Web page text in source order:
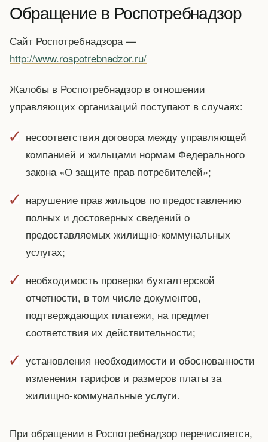
Обращение в Роспотребнадзор
Сайт Роспотребнадзора —
http://www.rospotrebnadzor.ru/
Жалобы в Роспотребнадзор в отношении
управляющих организаций поступают в случаях:
несоответствия договора между управляющей
компанией и жильцами нормам Федерального
закона «О защите прав потребителей»;
нарушение прав жильцов по предоставлению
полных и достоверных сведений о
предоставляемых жилищно-коммунальных
услугах;
необходимость проверки бухгалтерской
отчетности, в том числе документов,
подтверждающих платежи, на предмет
соответствия их действительности;
установления необходимости и обоснованности
изменения тарифов и размеров платы за
жилищно-коммунальные услуги.
При обращении в Роспотребнадзор перечисляется,